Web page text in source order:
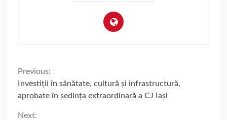
Continue
Reading
Previous:
Investiții în sănătate, cultură și infrastructură,
aprobate în ședința extraordinară a CJ Iași
Next: